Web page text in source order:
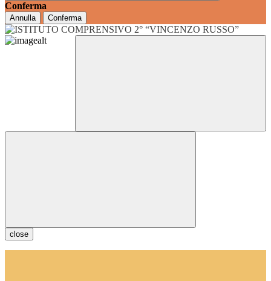
Conferma
Annulla Conferma
close